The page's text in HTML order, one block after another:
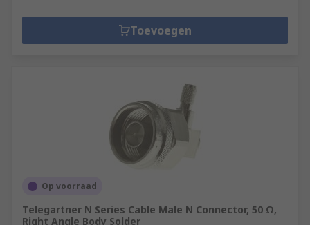
Toevoegen
Op voorraad
Telegartner N Series Cable Male N Connector, 50 Ω,
Right Angle Body Solder